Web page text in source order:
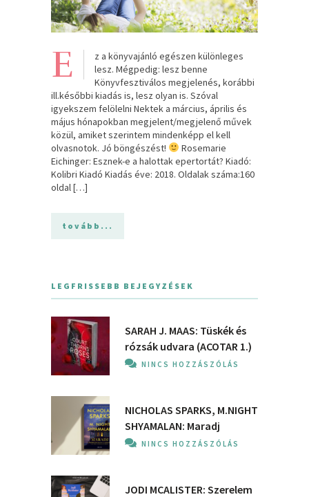
E
z a könyvajánló egészen különleges
lesz. Mégpedig: lesz benne
Könyvfesztiválos megjelenés, korábbi
ill.későbbi kiadás is, lesz olyan is. Szóval
igyekszem felölelni Nektek a március, április és
május hónapokban megjelent/megjelenő művek
közül, amiket szerintem mindenképp el kell
olvasnotok. Jó böngészést!
Rosemarie
Eichinger: Esznek-e ​a halottak epertortát? Kiadó:
Kolibri Kiadó Kiadás éve: 2018. Oldalak száma:160
oldal […]
tovább...
LEGFRISSEBB BEJEGYZÉSEK
SARAH J. MAAS: Tüskék és
rózsák udvara (ACOTAR 1.)
NINCS HOZZÁSZÓLÁS
NICHOLAS SPARKS, M.NIGHT
SHYAMALAN: Maradj
NINCS HOZZÁSZÓLÁS
JODI MCALISTER: Szerelem